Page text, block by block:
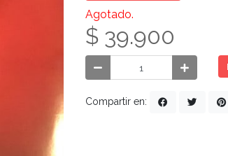
Agotado.
$ 39.900
Compartir en: